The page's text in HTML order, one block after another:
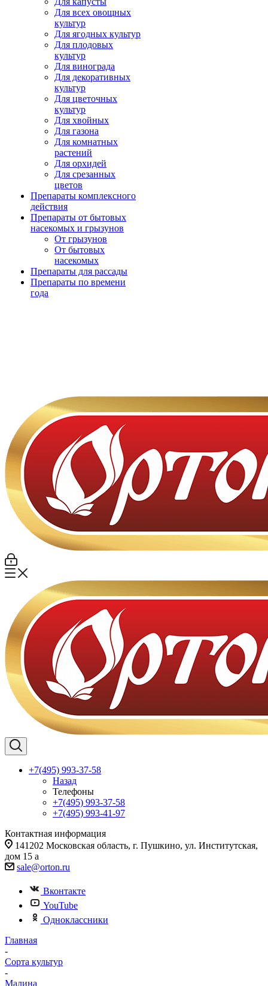
Для всех овощных
культур
Для ягодных культур
Для плодовых
культур
Для винограда
Для декоративных
культур
Для цветочных
культур
Для хвойных
Для газона
Для комнатных
растений
Для орхидей
Для срезанных
цветов
Препараты комплексного
действия
Препараты от бытовых
насекомых и грызунов
От грызунов
От бытовых
насекомых
Препараты для рассады
Препараты по времени
года
+7(495) 993-37-58
Назад
Телефоны
+7(495) 993-37-58
+7(495) 993-41-97
Контактная информация
141202 Московская область, г. Пушкино, ул. Институтская,
дом 15 а
sale@orton.ru
Вконтакте
YouTube
Одноклассники
Главная
-
Сорта культур
-
Малина